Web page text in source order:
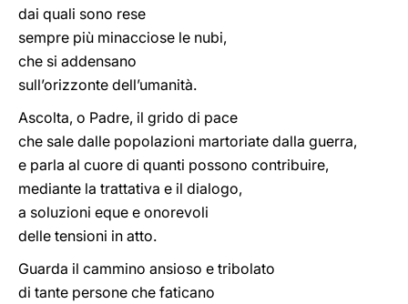
dai quali sono rese
sempre più minacciose le nubi,
che si addensano
sull’orizzonte dell’umanità.
Ascolta, o Padre, il grido di pace
che sale dalle popolazioni martoriate dalla guerra,
e parla al cuore di quanti possono contribuire,
mediante la trattativa e il dialogo,
a soluzioni eque e onorevoli
delle tensioni in atto.
Guarda il cammino ansioso e tribolato
di tante persone che faticano